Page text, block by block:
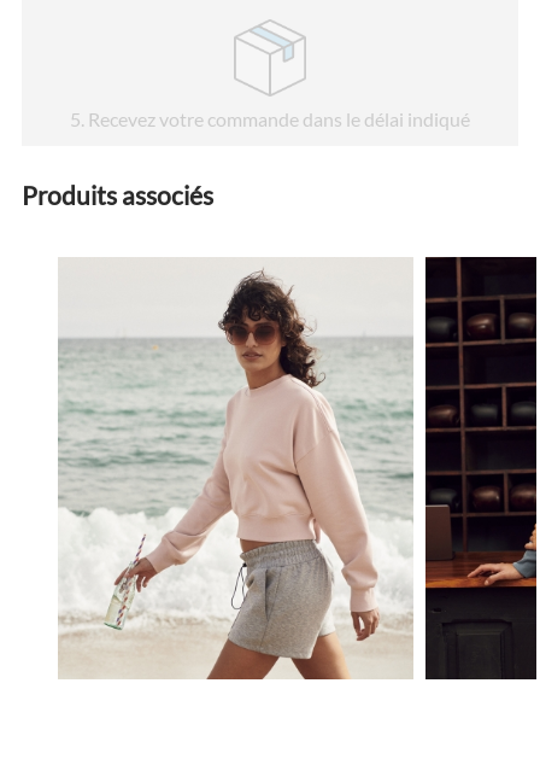
5. Recevez votre commande dans le délai indiqué
Produits associés